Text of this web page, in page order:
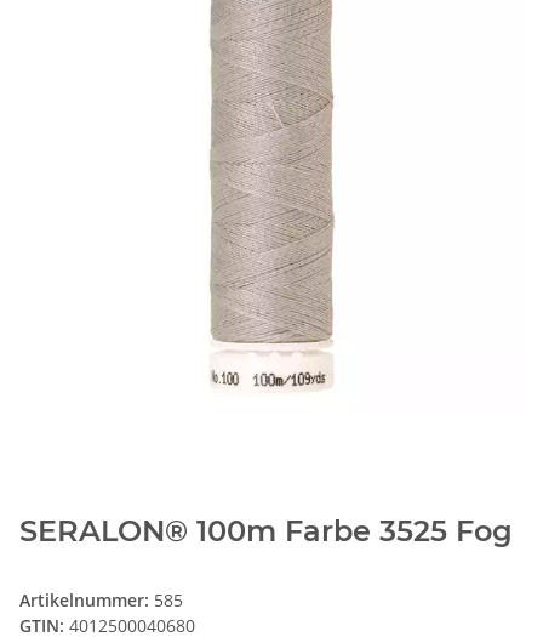
SERALON® 100m Farbe 3525 Fog
Artikelnummer: 585
GTIN: 4012500040680